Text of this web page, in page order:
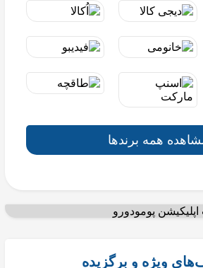
همه برندها
ویژه و برگزیده